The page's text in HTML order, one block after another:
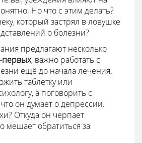
Но что с этим делать?
который застрял в ловушке
о болезни?
предлагают несколько
первых, важно работать с
ещё до начала лечения.
таблетку или
а поговорить с
он думает о депрессии.
Откуда он черпает
обратиться за